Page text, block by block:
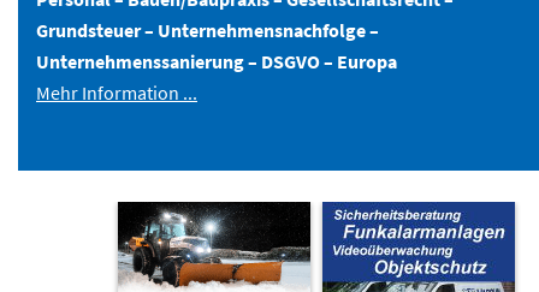
Grundsteuer – Unternehmensnachfolge –
Unternehmenssanierung – DSGVO – Europa
Mehr Information ...